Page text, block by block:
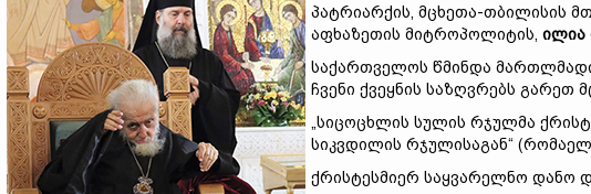
პატრიარქის, მცხეთა-თბილისის
აფხაზეთის მიტროპოლიტის, ილია
საქართველოს წმინდა
ჩვენი ქვეყნის საზღვრებს გარეთ
„სიცოცხლის სულის რჯულმა
სიკვდილის რჯულისაგან“
ქრისტესმიერ საყვარელნო დანო